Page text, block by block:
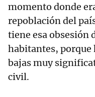
momento donde
repoblación del
tiene esa obsesión
habitantes, porque
bajas muy
civil.